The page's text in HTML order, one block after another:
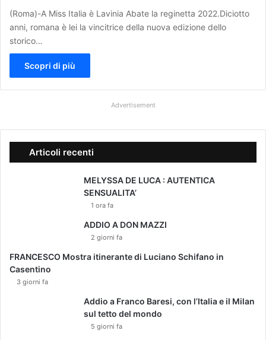
(Roma)-A Miss Italia è Lavinia Abate la reginetta 2022.Diciotto
anni, romana è lei la vincitrice della nuova edizione dello
storico…
Scopri di più
Advertisement
Articoli recenti
MELYSSA DE LUCA : AUTENTICA
SENSUALITA’
1 ora fa
ADDIO A DON MAZZI
2 giorni fa
FRANCESCO Mostra itinerante di Luciano Schifano in
Casentino
3 giorni fa
Addio a Franco Baresi, con l’Italia e il Milan
sul tetto del mondo
5 giorni fa